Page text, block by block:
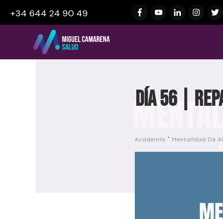
+34 644 24 90 49
Día 56 |
Academia Mentalidad De